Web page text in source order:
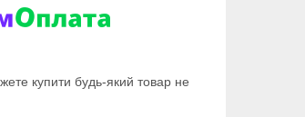
купити будь-який товар не